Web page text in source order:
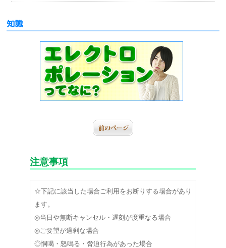
知識
注意事項
☆下記に該当した場合ご利用をお断りする場合があり
ます。
◎当日や無断キャンセル・遅刻が度重なる場合
◎ご要望が過剰な場合
◎恫喝・怒鳴る・脅迫行為があった場合